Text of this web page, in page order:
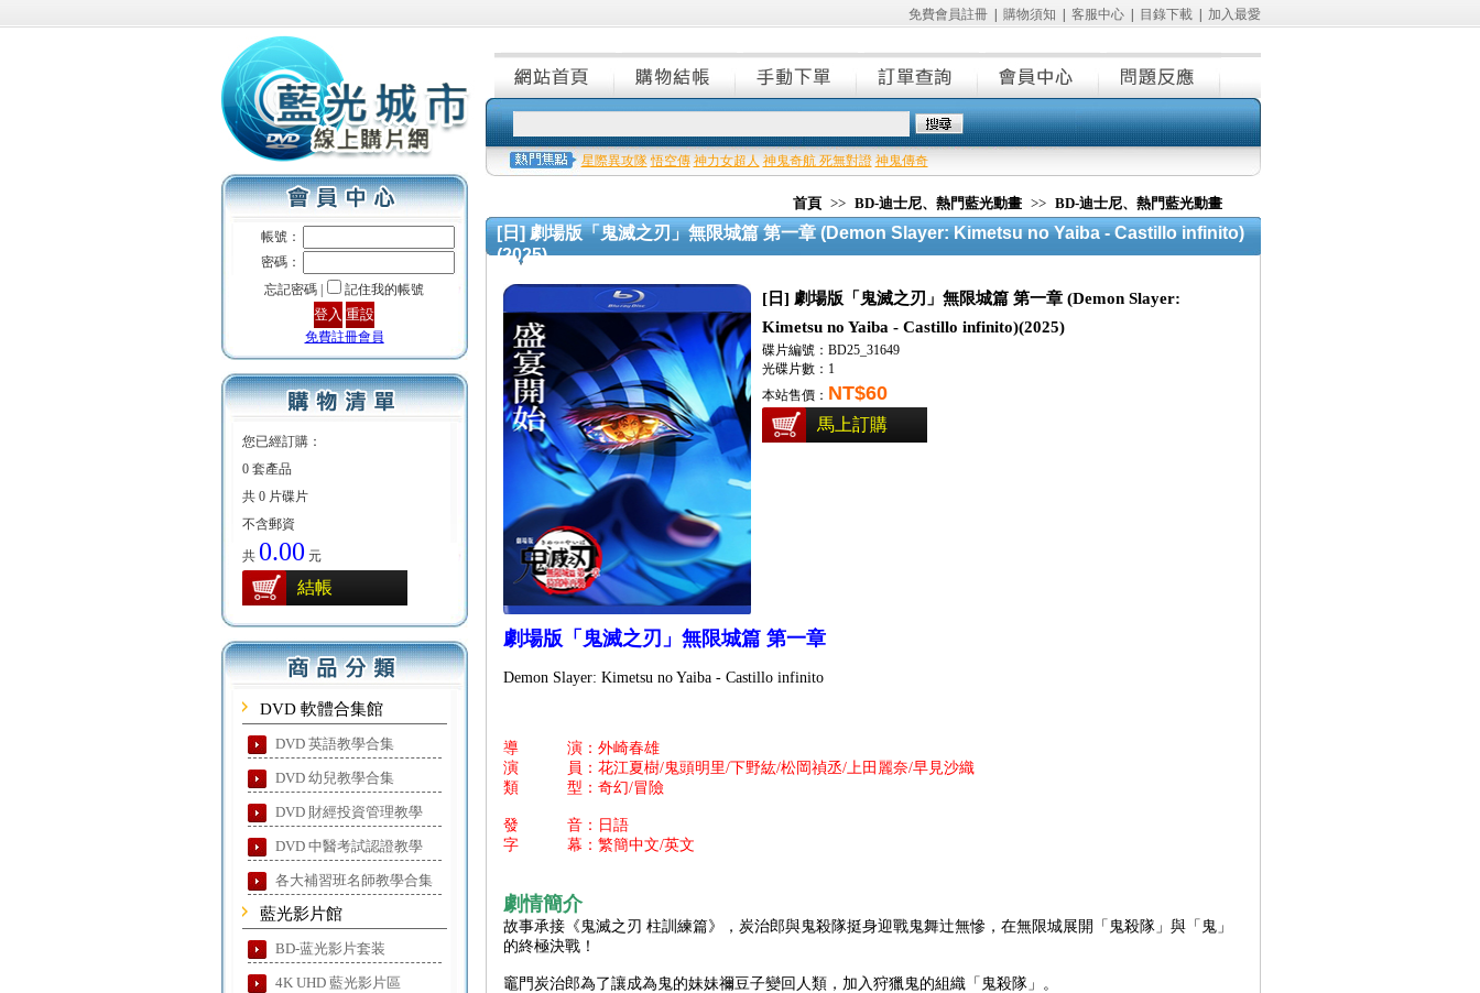
免費會員註冊| 購物須知 客服中心| 目錄下載| 加入最愛
帳號：
密碼：
忘記密碼 |
記住我的帳號
免費註冊會員
您已經訂購：
0 套產品
共 0 片碟片
不含郵資
共 0.00 元
結帳
DVD 軟體合集館
DVD 英語教學合集
DVD 幼兒教學合集
DVD 財經投資管理教學
DVD 中醫考試認證教學
各大補習班名師教學合集
藍光影片館
BD-蓝光影片套装
4K UHD 藍光影片區
星際異攻隊 悟空傳 神力女超人 神鬼奇航 死無對證 神鬼傳奇
首頁 >> BD-迪士尼、熱門藍光動畫 >> BD-迪士尼、熱門藍光動畫
[日] 劇場版「鬼滅之刃」無限城篇 第一章 (Demon Slayer: Kimetsu no Yaiba - Castillo infinito)
(2025)
[日] 劇場版「鬼滅之刃」無限城篇 第一章 (Demon Slayer:
Kimetsu no Yaiba - Castillo infinito)(2025)
碟片編號：BD25_31649
光碟片數：1
本站售價： NT$60
馬上訂購
劇場版「鬼滅之刃」無限城篇 第一章
Demon Slayer: Kimetsu no Yaiba - Castillo infinito
導 演：外崎春雄
演 員：花江夏樹/鬼頭明里/下野紘/松岡禎丞/上田麗奈/早見沙織
類 型：奇幻/冒險
發 音：日語
字 幕：繁簡中文/英文
劇情簡介
故事承接《鬼滅之刃 柱訓練篇》，炭治郎與鬼殺隊挺身迎戰鬼舞辻無慘，在無限城展開「鬼殺隊」與「鬼」
的終極決戰！
竈門炭治郎為了讓成為鬼的妹妹禰豆子變回人類，加入狩獵鬼的組織「鬼殺隊」。